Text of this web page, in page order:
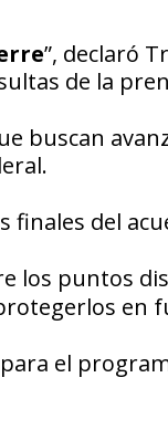
”, declaró
de la
buscan
finales del
los puntos
en
el